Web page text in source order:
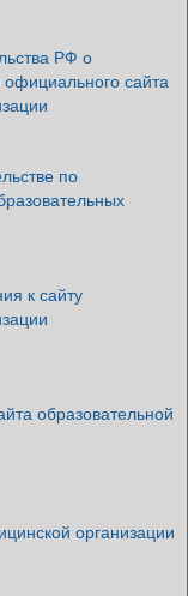
РФ о
официального сайта
по
к сайту
образовательной
организации